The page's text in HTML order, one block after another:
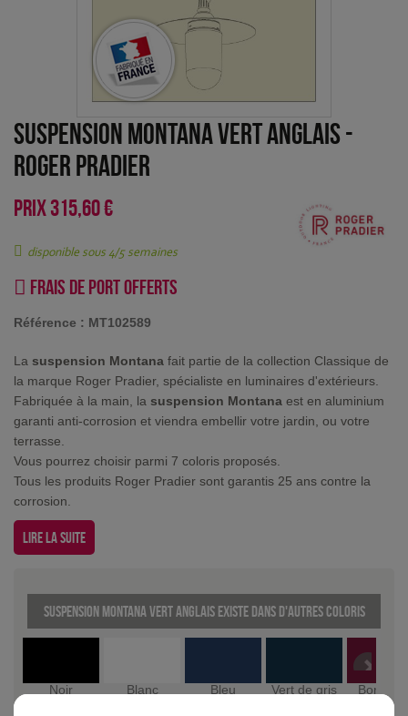
suspension Montana Vert anglais-
Roger Pradier
PRIX315,60 €
disponible sous 4/5 semaines
Frais de port offerts
Référence : MT102589
La suspension Montana fait partie de la collection Classique de
la marque Roger Pradier, spécialiste en luminaires d'extérieurs.
Fabriquée à la main, la suspension Montana est en aluminium
garanti anti-corrosion et viendra embellir votre jardin, ou votre
terrasse.
Vous pourrez choisir parmi 7 coloris proposés.
Tous les produits Roger Pradier sont garantis 25 ans contre la
corrosion.
Lire la suite
suspension Montana Vert anglais existe dans d'autres coloris
Noir Blanc Bleu Vert de gris